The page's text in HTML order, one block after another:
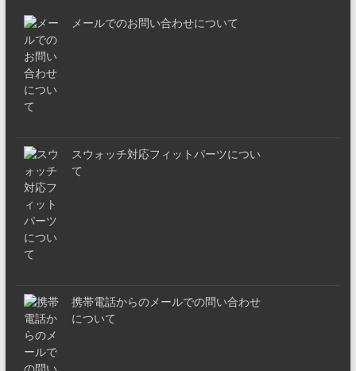
メールでのお問い合わせについて
スウォッチ対応フィットパーツについ
て
携帯電話からのメールでの問い合わせ
について